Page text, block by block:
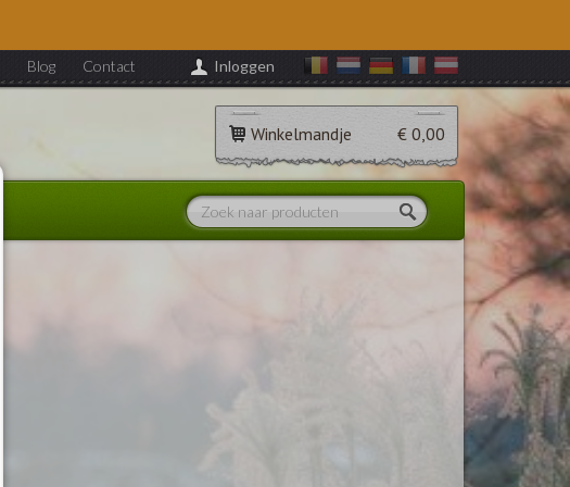
Blog Contact Inloggen
Winkelmandje € 0,00